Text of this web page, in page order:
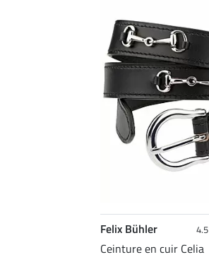
Felix Bühler 4.5
Ceinture en cuir Celia